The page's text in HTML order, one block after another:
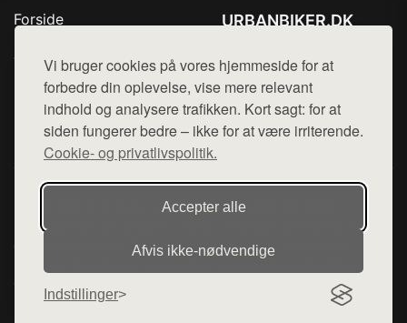
Vi bruger cookies på vores hjemmeside for at
forbedre din oplevelse, vise mere relevant
indhold og analysere trafikken. Kort sagt: for at
siden fungerer bedre – ikke for at være irriterende.
Cookie- og privatlivspolitik.
Accepter alle
Afvis ikke‑nødvendige
Indstillinger
Forside
Top Rabatter
Blog
Kontakt
URBANBIKER.DK
Mail: hej@want.dk
Cookie- og privatlivspolitik
Denne side er en del af want.dk, der udgiver en række
hjemmesider med præsentation af forskellige produkter fra
diverse webshops. Der sælges ikke varer fra denne side - vi
varerne på lager.